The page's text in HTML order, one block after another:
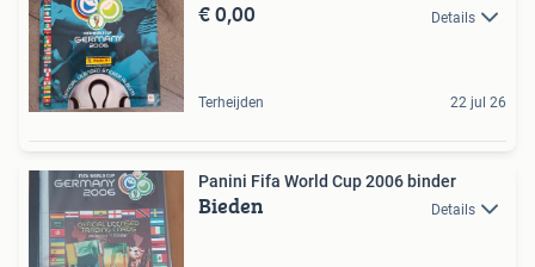
€ 0,00 Details
Terheijden 22 jul 26
Panini Fifa World Cup 2006 binder
Bieden Details